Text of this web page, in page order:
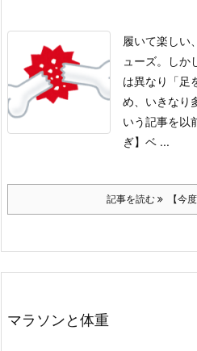
履いて楽しい
ューズ。
しか
は異なり「足
め、いきなり
いう記事を以
ぎ】ベ ...
記事を読む 【今
マラソンと体重